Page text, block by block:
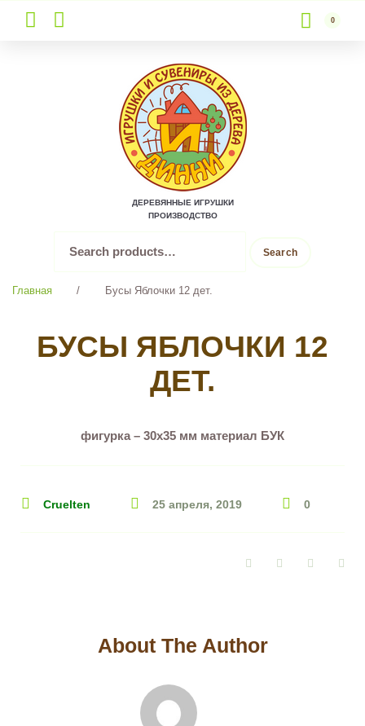
to
content
0
ДЕРЕВЯННЫЕ ИГРУШКИ
ПРОИЗВОДСТВО
for:
Search
Главная / Бусы Яблочки 12 дет.
БУСЫ ЯБЛОЧКИ 12
ДЕТ.
фигурка – 30х35 мм материал БУК
Cruelten 25 апреля, 2019 0
FacebookTwitter Google+
About The Author